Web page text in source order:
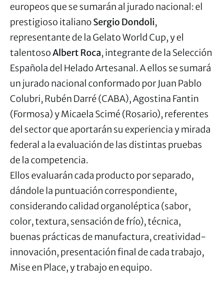
europeos que se sumarán al jurado nacional: el
prestigioso italiano Sergio Dondoli,
representante de la Gelato World Cup, y el
talentosoAlbert Roca, integrante de la Selección
Española del Helado Artesanal. A ellos se sumará
un jurado nacional conformado por Juan Pablo
Colubri, Rubén Darré (CABA), Agostina Fantin
(Formosa) y Micaela Scimé (Rosario), referentes
del sector que aportarán su experiencia y mirada
federal a la evaluación de las distintas pruebas
de la competencia.
Ellos evaluarán cada producto por separado,
dándole la puntuación correspondiente,
considerando calidad organoléptica (sabor,
color, textura, sensación de frío), técnica,
buenas prácticas de manufactura, creatividad-
innovación, presentación final de cada trabajo,
Mise en Place, y trabajo en equipo.